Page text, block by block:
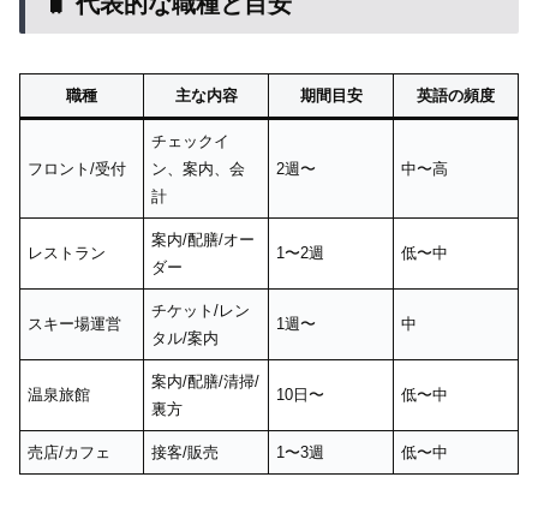
職種 主な内容 期間目安 英語の頻度
フロント/受付
チェックイ
ン、案内、会
計
2週〜 中〜高
レストラン
案内/配膳/オー
ダー
1〜2週 低〜中
スキー場運営
チケット/レン
タル/案内
1週〜 中
温泉旅館
案内/配膳/清掃/
裏方
10日〜 低〜中
売店/カフェ 接客/販売 1〜3週 低〜中